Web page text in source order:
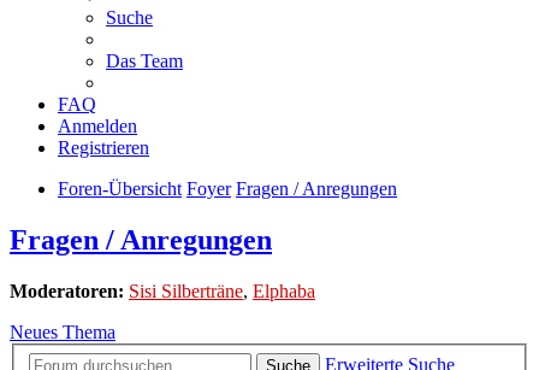
Suche
Das Team
FAQ
Anmelden
Registrieren
Foren-Übersicht Foyer Fragen / Anregungen
Fragen / Anregungen
Moderatoren: Sisi Silberträne, Elphaba
Neues Thema
Suche
Erweiterte Suche